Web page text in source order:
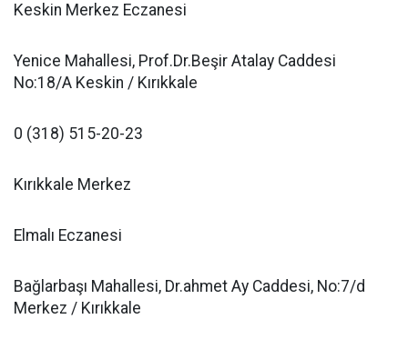
Keskin Merkez Eczanesi
Yenice Mahallesi, Prof.Dr.Beşir Atalay Caddesi
No:18/A Keskin / Kırıkkale
0 (318) 515-20-23
Kırıkkale Merkez
Elmalı Eczanesi
Bağlarbaşı Mahallesi, Dr.ahmet Ay Caddesi, No:7/d
Merkez / Kırıkkale